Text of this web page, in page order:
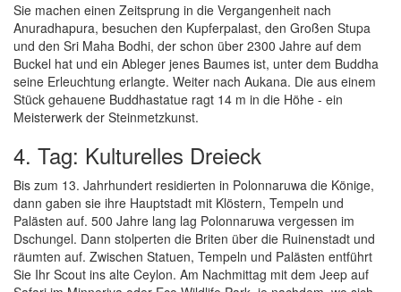
Sie machen einen Zeitsprung in die Vergangenheit nach
Anuradhapura, besuchen den Kupferpalast, den Großen Stupa
und den Sri Maha Bodhi, der schon über 2300 Jahre auf dem
Buckel hat und ein Ableger jenes Baumes ist, unter dem Buddha
seine Erleuchtung erlangte. Weiter nach Aukana. Die aus einem
Stück gehauene Buddhastatue ragt 14 m in die Höhe - ein
Meisterwerk der Steinmetzkunst.
4. Tag: Kulturelles Dreieck
Bis zum 13. Jahrhundert residierten in Polonnaruwa die Könige,
dann gaben sie ihre Hauptstadt mit Klöstern, Tempeln und
Palästen auf. 500 Jahre lang lag Polonnaruwa vergessen im
Dschungel. Dann stolperten die Briten über die Ruinenstadt und
räumten auf. Zwischen Statuen, Tempeln und Palästen entführt
Sie Ihr Scout ins alte Ceylon. Am Nachmittag mit dem Jeep auf